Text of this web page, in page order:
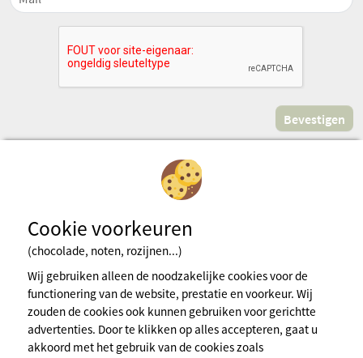
Inschrijven voor de nieuwsbrief
Algemene gebruiksvoorwaarden
Cookiebeleid
Cookie voorkeuren
(chocolade, noten, rozijnen...)
Wij gebruiken alleen de noodzakelijke cookies voor de
functionering van de website, prestatie en voorkeur. Wij
zouden de cookies ook kunnen gebruiken voor gerichtte
advertenties. Door te klikken op alles accepteren, gaat u
akkoord met het gebruik van de cookies zoals